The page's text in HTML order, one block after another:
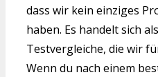
dass wir kein einziges
haben. Es handelt sich
Testvergleiche, die wir
Wenn du nach einem